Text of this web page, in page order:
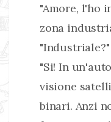
"Amore, l'ho
zona
"Industriale?"
"Si! In
visione
binari. Anzi